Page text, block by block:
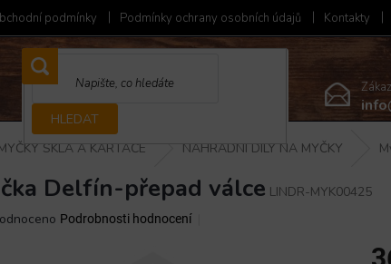
podmínky Podmínky ochrany osobních údajů Kontakty
HLEDAT
SKLA A KARTÁČE NÁHRADNÍ DÍLY NA MYČKY
Delfín-přepad válce LINDR-MYK00425
Podrobnosti hodnocení